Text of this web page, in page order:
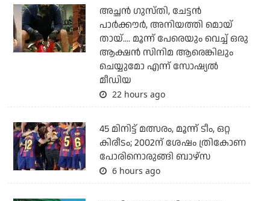
അച്ഛന്‍ ഗുസ്തി, ചേട്ടന്‍
പാര്‍ക്കൗര്‍, അനിയത്തി മൊയ്
തായ്.... മൂന്ന് പേരെയും വെച്ച് ഒരു
ആക്ഷന്‍ സിനിമ ആരെങ്കിലും
ചെയ്യുമോ എന്ന് സോഷ്യല്‍
മീഡിയ
22 hours ago
45 മിനിട്ട് മത്സരം, മൂന്ന് ടീം, ഒറ്റ
കിരീടം; 2002ന് ശേഷം ത്രികോണ
പോരിനൊരുങ്ങി ബാഴ്‌സ
6 hours ago